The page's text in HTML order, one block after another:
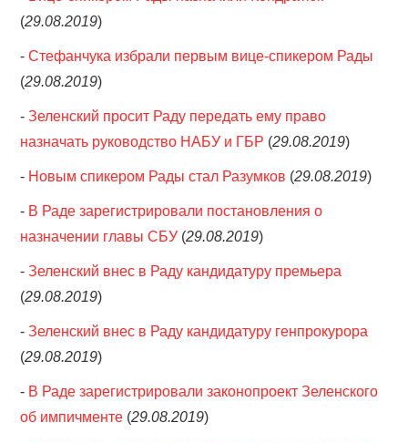
(29.08.2019)
-Стефанчука избрали первым вице-спикером Рады
(29.08.2019)
-Зеленский просит Раду передать ему право
назначать руководство НАБУ и ГБР (29.08.2019)
- Новым спикером Рады стал Разумков (29.08.2019)
- В Раде зарегистрировали постановления о
назначении главы СБУ (29.08.2019)
-Зеленский внес в Раду кандидатуру премьера
(29.08.2019)
-Зеленский внес в Раду кандидатуру генпрокурора
(29.08.2019)
- В Раде зарегистрировали законопроект Зеленского
об импичменте (29.08.2019)